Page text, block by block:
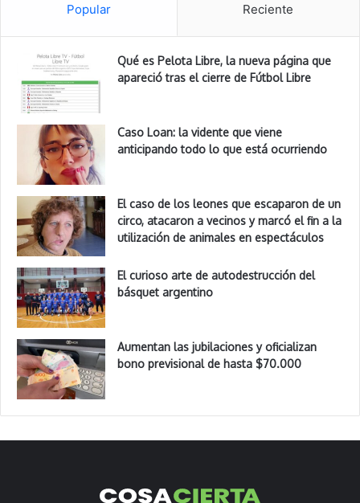
Popular Reciente
Qué es Pelota Libre, la nueva página que
apareció tras el cierre de Fútbol Libre
Caso Loan: la vidente que viene
anticipando todo lo que está ocurriendo
El caso de los leones que escaparon de un
circo, atacaron a vecinos y marcó el fin a la
utilización de animales en espectáculos
El curioso arte de autodestrucción del
básquet argentino
Aumentan las jubilaciones y oficializan
bono previsional de hasta $70.000